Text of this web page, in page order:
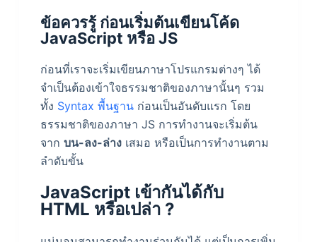
ข้อควรรู้ ก่อนเริ่มต้นเขียนโค้ด
JavaScript หรือ JS
ก่อนที่เราจะเริ่มเขียนภาษาโปรแกรมต่างๆ ได้
จำเป็นต้องเข้าใจธรรมชาติของภาษานั้นๆ รวม
ทั้ง Syntax พื้นฐานก่อนเป็นอันดับแรก โดย
ธรรมชาติของภาษา JS การทำงานจะเริ่มต้น
จาก บน-ลง-ล่างเสมอ หรือเป็นการทำงานตาม
ลำดับขั้น
JavaScript เข้ากันได้กับ
HTML หรือเปล่า ?